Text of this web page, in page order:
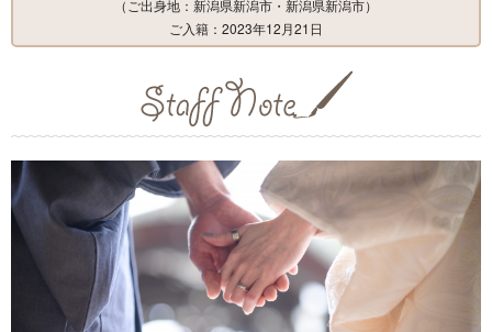
（ご出身地：新潟県新潟市・新潟県新潟市）
ご入籍：2023年12月21日